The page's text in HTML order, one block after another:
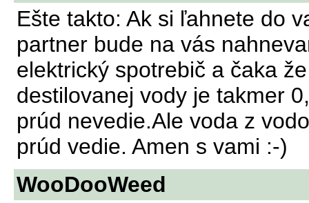
Ešte takto: Ak si ľahnete do
partner bude na vás
elektrický spotrebič a čaka
destilovanej vody je takmer
prúd nevedie.Ale voda z
prúd vedie. Amen s vami :-)
WooDooWeed